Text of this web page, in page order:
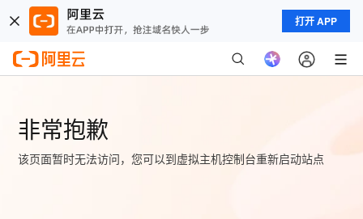
打开 APP
非常抱歉
该页面暂时无法访问，您可以到虚拟主机控制台重新启动站点